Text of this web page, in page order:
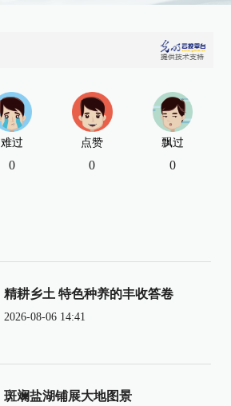
难过
0
点赞
0
飘过
0
精耕乡土 特色种养的丰收答卷
2026-08-06 14:41
斑斓盐湖铺展大地图景